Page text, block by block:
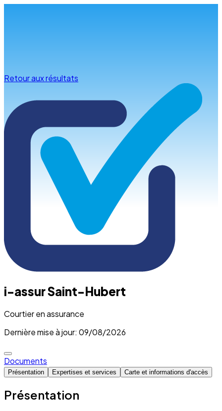
Retour aux résultats
i-assur Saint-Hubert
Courtier en assurance
Dernière mise à jour: 09/08/2026
Documents
Présentation Expertises et services Carte et informations d'accès
Présentation